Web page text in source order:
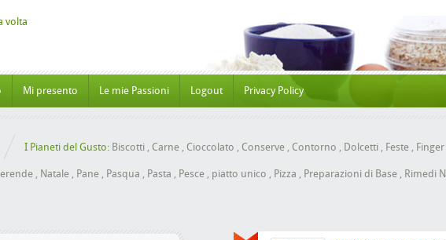
Mi presento Le mie Passioni Logout Privacy Policy
I Pianeti del Gusto: Biscotti , Carne , Cioccolato , Conserve , Contorno , Dolcetti , Feste ,
, Natale , Pane , Pasqua , Pasta , Pesce , piatto unico , Pizza , Preparazioni di Base , Rimedi